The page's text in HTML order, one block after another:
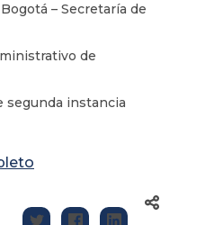
– Secretaría de
de
segunda instancia